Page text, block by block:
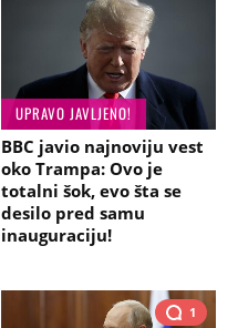
UPRAVO JAVLJENO!
BBC javio najnoviju vest
oko Trampa: Ovo je
totalni šok, evo šta se
desilo pred samu
inauguraciju!
1